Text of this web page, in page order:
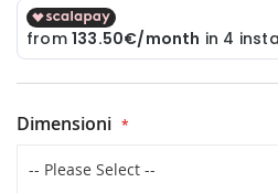
Dimensioni